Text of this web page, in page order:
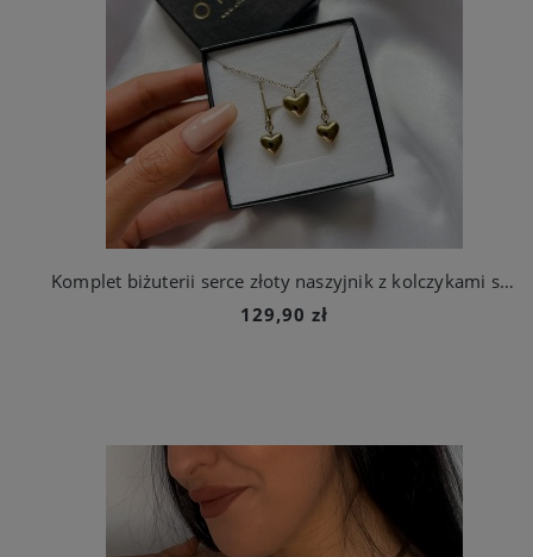
Komplet biżuterii serce złoty naszyjnik z kolczykami stal chirurgiczna
129,90 zł